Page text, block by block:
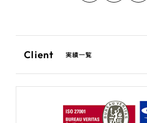
Client 実績一覧